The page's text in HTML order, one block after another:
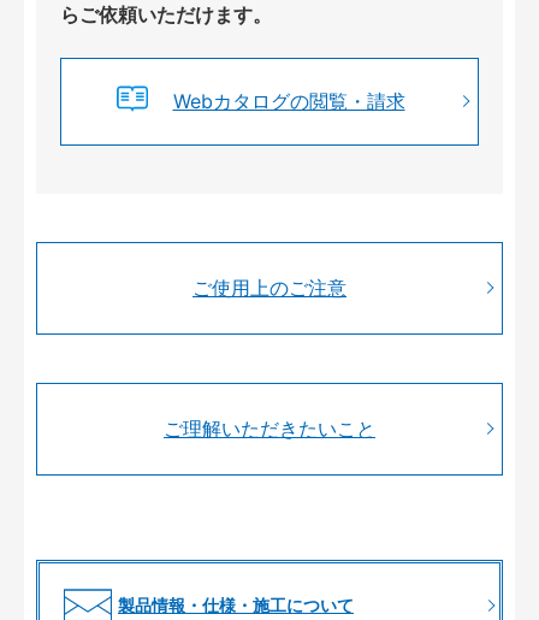
らご依頼いただけます。
Webカタログの閲覧・請求
ご使用上のご注意
ご理解いただきたいこと
製品情報・仕様・施工について